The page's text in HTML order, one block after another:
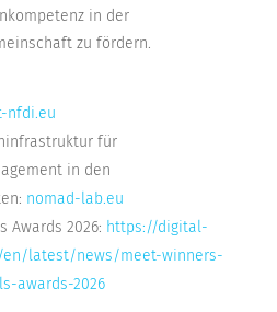
in der
zu fördern.
nfdi.eu
für
in den
nomad-lab.eu
Awards 2026: https://digital-
en/latest/news/meet-winners-
awards-2026